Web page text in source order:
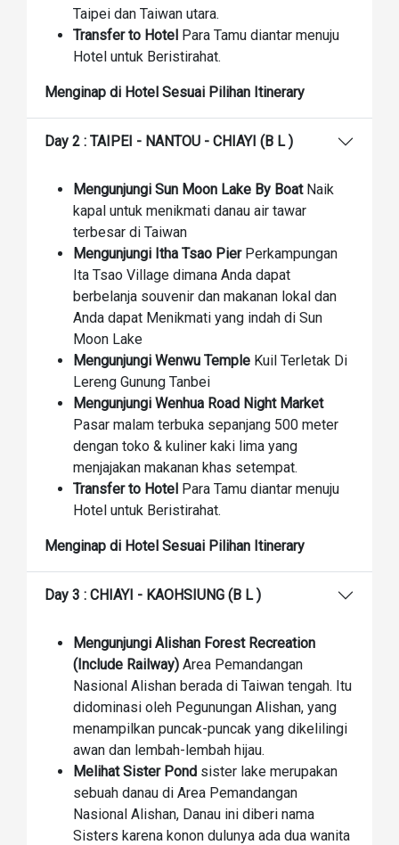
Taipei dan Taiwan utara.
Transfer to Hotel Para Tamu diantar menuju
Hotel untuk Beristirahat.
Menginap di Hotel Sesuai Pilihan Itinerary
Day 2 : TAIPEI - NANTOU - CHIAYI (B L )
Mengunjungi Sun Moon Lake By Boat Naik
kapal untuk menikmati danau air tawar
terbesar di Taiwan
Mengunjungi Itha Tsao Pier Perkampungan
Ita Tsao Village dimana Anda dapat
berbelanja souvenir dan makanan lokal dan
Anda dapat Menikmati yang indah di Sun
Moon Lake
Mengunjungi Wenwu Temple Kuil Terletak Di
Lereng Gunung Tanbei
Mengunjungi Wenhua Road Night Market
Pasar malam terbuka sepanjang 500 meter
dengan toko & kuliner kaki lima yang
menjajakan makanan khas setempat.
Transfer to Hotel Para Tamu diantar menuju
Hotel untuk Beristirahat.
Menginap di Hotel Sesuai Pilihan Itinerary
Day 3 : CHIAYI - KAOHSIUNG (B L )
Mengunjungi Alishan Forest Recreation
(Include Railway) Area Pemandangan
Nasional Alishan berada di Taiwan tengah. Itu
didominasi oleh Pegunungan Alishan, yang
menampilkan puncak-puncak yang dikelilingi
awan dan lembah-lembah hijau.
Melihat Sister Pond sister lake merupakan
sebuah danau di Area Pemandangan
Nasional Alishan, Danau ini diberi nama
Sisters karena konon dulunya ada dua wanita